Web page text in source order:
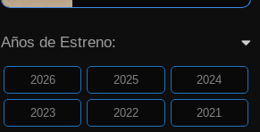
Años de Estreno:
2026 2025 2024
2023 2022 2021